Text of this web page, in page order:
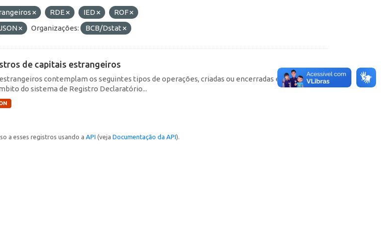
RDE IED
ROF
Organizações: BCB/Dstat
de capitais estrangeiros
contemplam os seguintes tipos de operações, criadas ou encerradas em cada
do sistema de Registro Declaratório...
a esses registros usando a API (veja Documentação da API).